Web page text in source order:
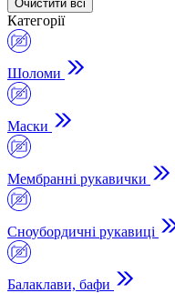
Очистити всі
Категорії
Шоломи
Маски
Мембранні рукавички
Сноубордичні рукавиці
Балаклави, бафи